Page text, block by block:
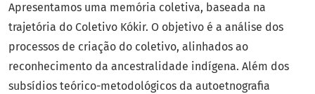
Apresentamos uma memória coletiva, baseada na
trajetória do Coletivo Kókir. O objetivo é a análise dos
processos de criação do coletivo, alinhados ao
reconhecimento da ancestralidade indígena. Além dos
subsídios teórico-metodológicos da autoetnografia